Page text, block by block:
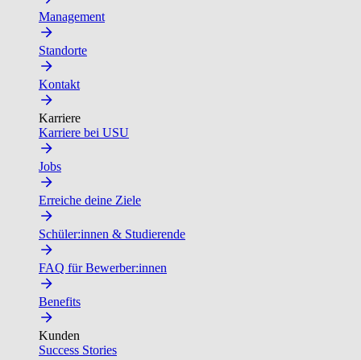
Management
Standorte
Kontakt
Karriere
Karriere bei USU
Jobs
Erreiche deine Ziele
Schüler:innen & Studierende
FAQ für Bewerber:innen
Benefits
Kunden
Success Stories